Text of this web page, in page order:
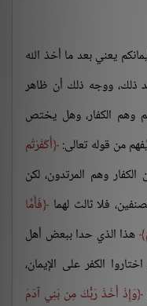
يعني بعد ما أخذ الله
ذلك، ووجه ذلك أن ظاهر
وهم الكفار، وهل يختص
من قوله تعالى: أَكَفَرْتُم
وهم المرتدون، لكن
فلا ثالث لهما فَأَمَّا
هذا الذي حدا ببعض أهل
الكفر على الإيمان،
وَإِذْ أَخَذَ رَبُّكَ مِن بَنِي آدَمَ